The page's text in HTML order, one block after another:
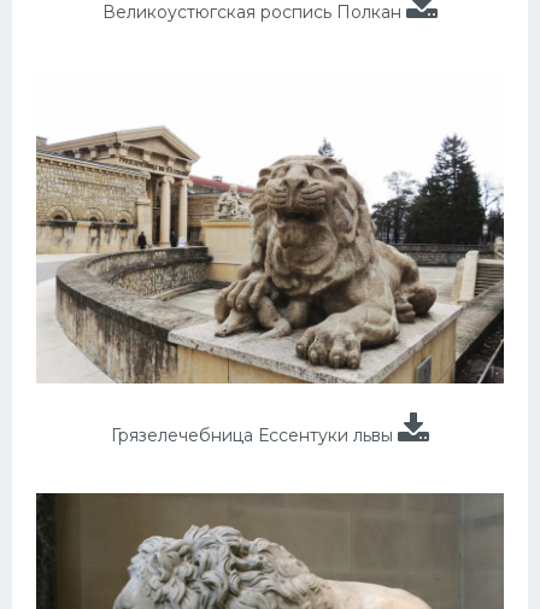
Великоустюгская роспись Полкан
Грязелечебница Ессентуки львы